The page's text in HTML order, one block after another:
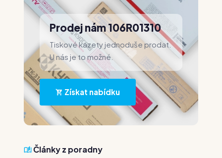
Prodej nám 106R01310
Tiskové kazety jednoduše prodat.
U nás je to možné.
Získat nabídku
Články z poradny